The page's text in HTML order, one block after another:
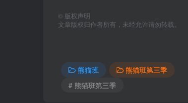
© 版权声明
文章版权归作者所有，未经允许请勿转载。
熊猫班
熊猫班第三季
# 熊猫班第三季